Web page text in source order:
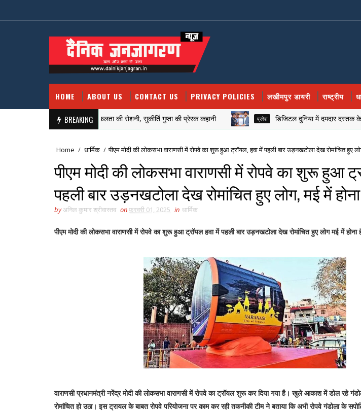
HOME ABOUT US CONTACT US PRIVACY POLICIES लखीमपुर डायरी राष्ट्रीय
BREAKING
संघर्षों की तपिश से निकली सफलता की रोशनी, सुकीर्ति गुप्ता की प्रेरक कहानी प्रदेश डिजिटल दुनिया में दमदार दस्तक के साथ
Home / धार्मिक / पीएम मोदी की लोकसभा वाराणसी में रोपवे का शुरू हुआ ट्रॉयल, हवा में पहली बार उड़नखटोला देख रोमांचित हुए
पीएम मोदी की लोकसभा वाराणसी में रोपवे का शुरू हुआ
पहली बार उड़नखटोला देख रोमांचित हुए लोग, मई में
byअनिल कुमार श्रीवास्तव onफ़रवरी 01, 2025 in धार्मिक
पीएम मोदी की लोकसभा वाराणसी में रोपवे का शुरू हुआ ट्रॉयल हवा में पहली बार उड़नखटोला देख रोमांचित हुए लोग मई में होना
वाराणसी प्रधानमंत्री नरेंद्र मोदी की लोकसभा वाराणसी में रोपवे का ट्रॉयल शुरू कर दिया गया है। खुले आकाश में डोल रहे
रोमांचित हो उठा। इस ट्रायल के बाबत रोपवे परियोजना पर काम कर रही तकनीकी टीम ने बताया कि अभी रोपवे गंडोला के